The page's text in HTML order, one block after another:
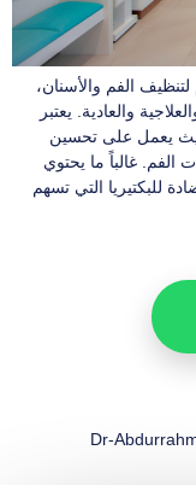
الفم والأسنان،
والعادية. يعتبر
حيث يعمل على تحسين
الفم. غالباً ما يحتوي
للبكتيريا التي تسهم
Dr-